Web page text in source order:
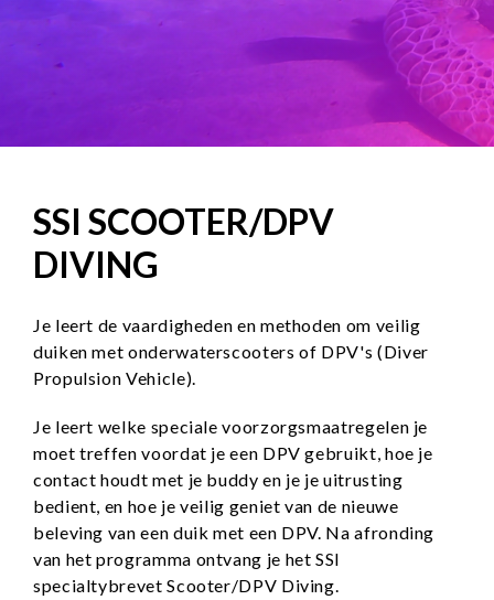
SSI SCOOTER/DPV
DIVING
Je leert de vaardigheden en methoden om veilig
duiken met onderwaterscooters of DPV's (Diver
Propulsion Vehicle).
Je leert welke speciale voorzorgsmaatregelen je
moet treffen voordat je een DPV gebruikt, hoe je
contact houdt met je buddy en je je uitrusting
bedient, en hoe je veilig geniet van de nieuwe
beleving van een duik met een DPV. Na afronding
van het programma ontvang je het SSI
specialtybrevet Scooter/DPV Diving.